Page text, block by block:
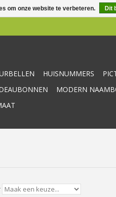
HUISNUMMERS
MODERN
om onze website te verbeteren. Dit